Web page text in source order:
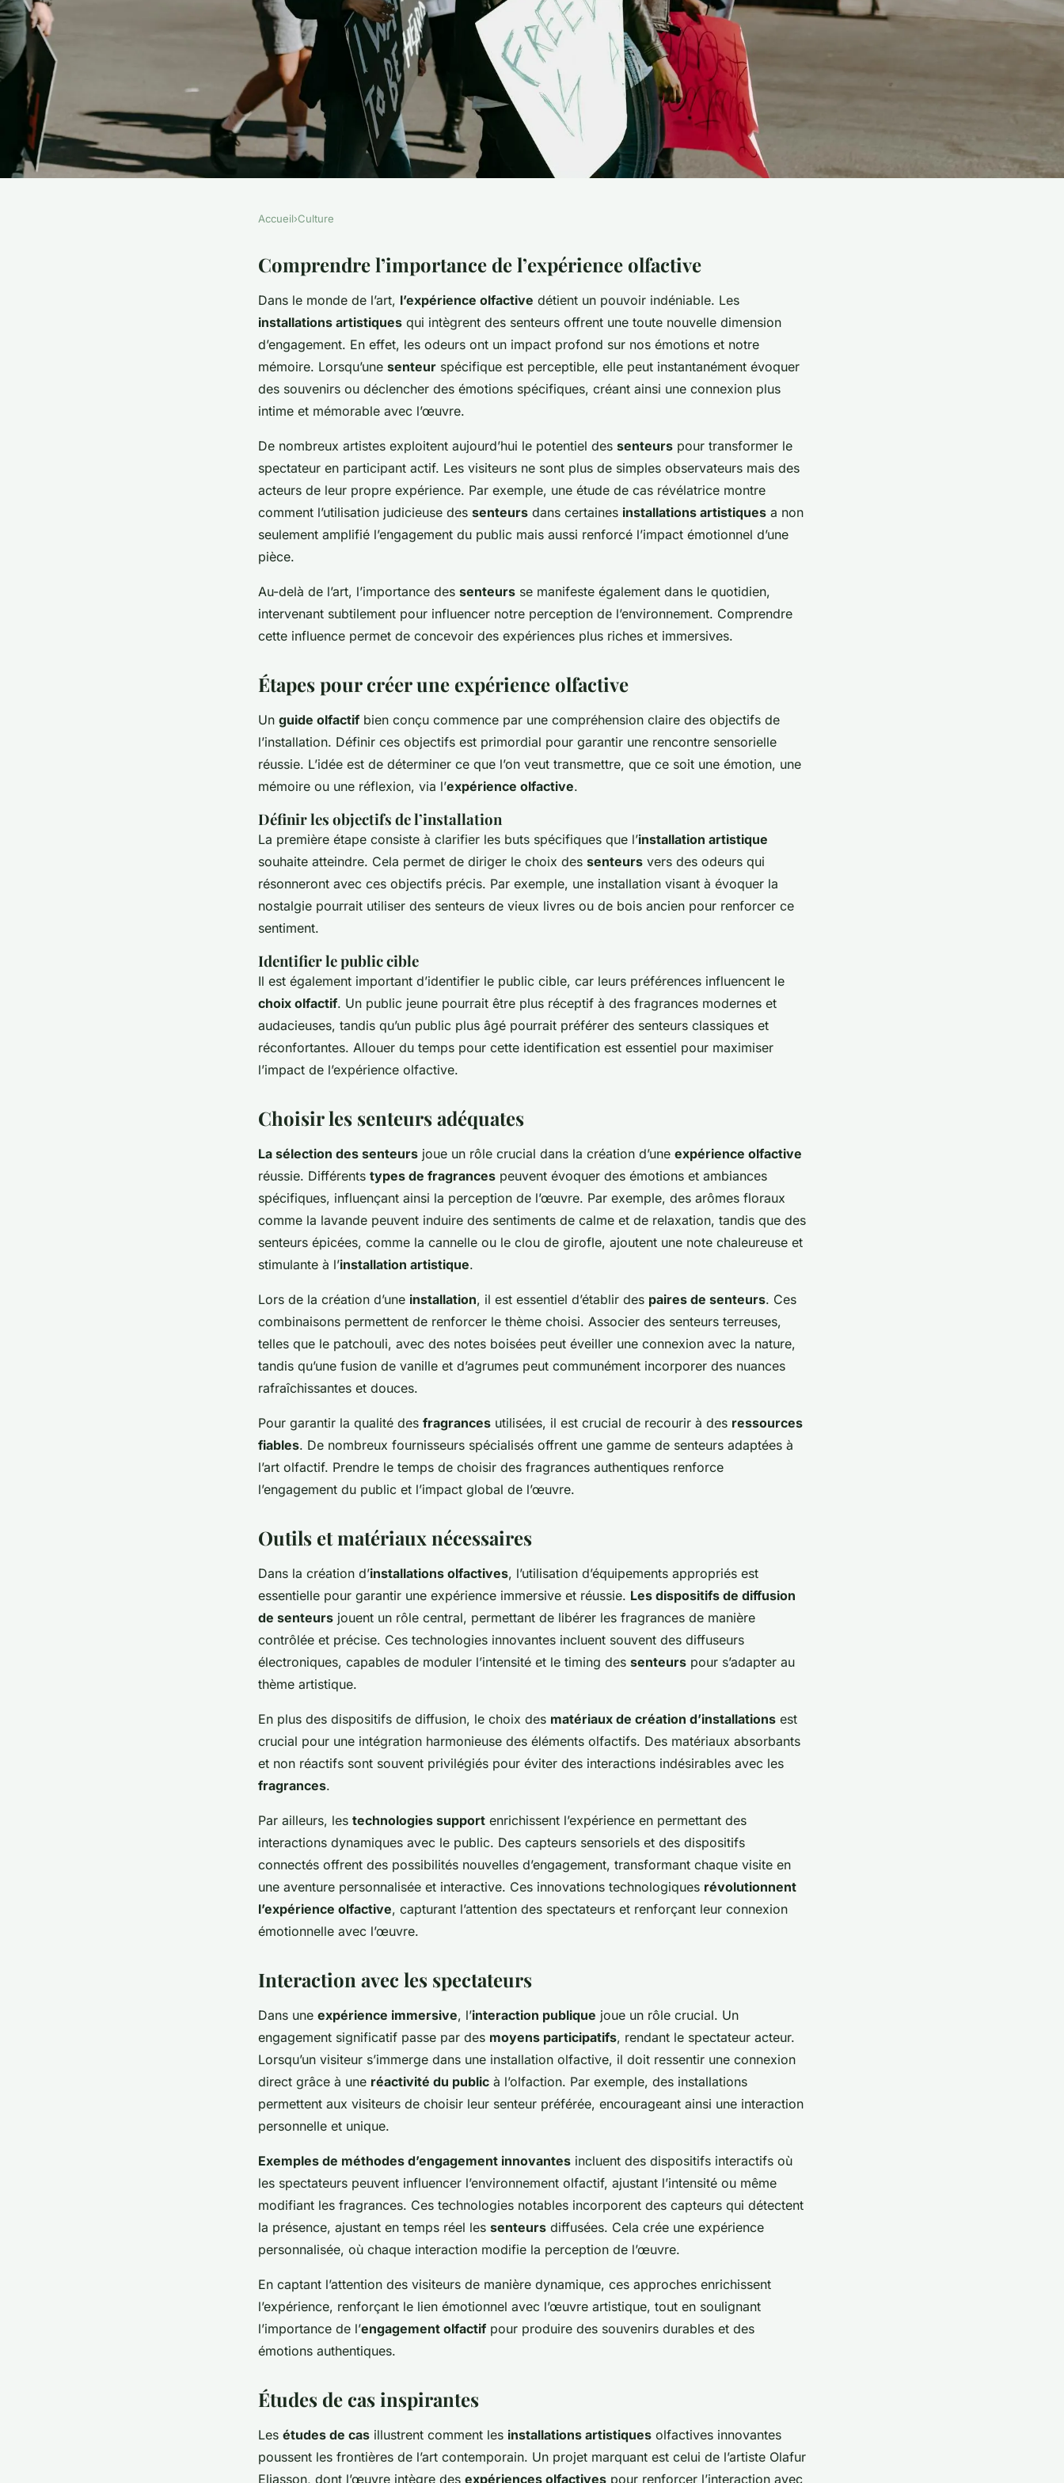
Créer une expérience olfactive : guide
essentiel pour concevoir votre
installation artistique
Accueil›Culture
Comprendre l’importance de l’expérience olfactive
Dans le monde de l’art, l’expérience olfactive détient un pouvoir indéniable. Les
installations artistiques qui intègrent des senteurs offrent une toute nouvelle dimension
d’engagement. En effet, les odeurs ont un impact profond sur nos émotions et notre
mémoire. Lorsqu’une senteur spécifique est perceptible, elle peut instantanément évoquer
des souvenirs ou déclencher des émotions spécifiques, créant ainsi une connexion plus
intime et mémorable avec l’œuvre.
De nombreux artistes exploitent aujourd’hui le potentiel des senteurs pour transformer le
spectateur en participant actif. Les visiteurs ne sont plus de simples observateurs mais des
acteurs de leur propre expérience. Par exemple, une étude de cas révélatrice montre
comment l’utilisation judicieuse des senteurs dans certaines installations artistiques a non
seulement amplifié l’engagement du public mais aussi renforcé l’impact émotionnel d’une
pièce.
Au-delà de l’art, l’importance des senteurs se manifeste également dans le quotidien,
intervenant subtilement pour influencer notre perception de l’environnement. Comprendre
cette influence permet de concevoir des expériences plus riches et immersives.
Étapes pour créer une expérience olfactive
Un guide olfactif bien conçu commence par une compréhension claire des objectifs de
l’installation. Définir ces objectifs est primordial pour garantir une rencontre sensorielle
réussie. L’idée est de déterminer ce que l’on veut transmettre, que ce soit une émotion, une
mémoire ou une réflexion, via l’expérience olfactive.
Définir les objectifs de l’installation
La première étape consiste à clarifier les buts spécifiques que l’installation artistique
souhaite atteindre. Cela permet de diriger le choix des senteurs vers des odeurs qui
résonneront avec ces objectifs précis. Par exemple, une installation visant à évoquer la
nostalgie pourrait utiliser des senteurs de vieux livres ou de bois ancien pour renforcer ce
sentiment.
Identifier le public cible
Il est également important d’identifier le public cible, car leurs préférences influencent le
choix olfactif. Un public jeune pourrait être plus réceptif à des fragrances modernes et
audacieuses, tandis qu’un public plus âgé pourrait préférer des senteurs classiques et
réconfortantes. Allouer du temps pour cette identification est essentiel pour maximiser
l’impact de l’expérience olfactive.
Choisir les senteurs adéquates
La sélection des senteurs joue un rôle crucial dans la création d’une expérience olfactive
réussie. Différents types de fragrances peuvent évoquer des émotions et ambiances
spécifiques, influençant ainsi la perception de l’œuvre. Par exemple, des arômes floraux
comme la lavande peuvent induire des sentiments de calme et de relaxation, tandis que des
senteurs épicées, comme la cannelle ou le clou de girofle, ajoutent une note chaleureuse et
stimulante à l’installation artistique.
Lors de la création d’une installation, il est essentiel d’établir des paires de senteurs. Ces
combinaisons permettent de renforcer le thème choisi. Associer des senteurs terreuses,
telles que le patchouli, avec des notes boisées peut éveiller une connexion avec la nature,
tandis qu’une fusion de vanille et d’agrumes peut communément incorporer des nuances
rafraîchissantes et douces.
Pour garantir la qualité des fragrances utilisées, il est crucial de recourir à des ressources
fiables. De nombreux fournisseurs spécialisés offrent une gamme de senteurs adaptées à
l’art olfactif. Prendre le temps de choisir des fragrances authentiques renforce
l’engagement du public et l’impact global de l’œuvre.
Outils et matériaux nécessaires
Dans la création d’installations olfactives, l’utilisation d’équipements appropriés est
essentielle pour garantir une expérience immersive et réussie. Les dispositifs de diffusion
de senteurs jouent un rôle central, permettant de libérer les fragrances de manière
contrôlée et précise. Ces technologies innovantes incluent souvent des diffuseurs
électroniques, capables de moduler l’intensité et le timing des senteurs pour s’adapter au
thème artistique.
En plus des dispositifs de diffusion, le choix des matériaux de création d’installations est
crucial pour une intégration harmonieuse des éléments olfactifs. Des matériaux absorbants
et non réactifs sont souvent privilégiés pour éviter des interactions indésirables avec les
fragrances.
Par ailleurs, les technologies support enrichissent l’expérience en permettant des
interactions dynamiques avec le public. Des capteurs sensoriels et des dispositifs
connectés offrent des possibilités nouvelles d’engagement, transformant chaque visite en
une aventure personnalisée et interactive. Ces innovations technologiques révolutionnent
l’expérience olfactive, capturant l’attention des spectateurs et renforçant leur connexion
émotionnelle avec l’œuvre.
Interaction avec les spectateurs
Dans une expérience immersive, l’interaction publique joue un rôle crucial. Un
engagement significatif passe par des moyens participatifs, rendant le spectateur acteur.
Lorsqu’un visiteur s’immerge dans une installation olfactive, il doit ressentir une connexion
direct grâce à une réactivité du public à l’olfaction. Par exemple, des installations
permettent aux visiteurs de choisir leur senteur préférée, encourageant ainsi une interaction
personnelle et unique.
Exemples de méthodes d’engagement innovantes incluent des dispositifs interactifs où
les spectateurs peuvent influencer l’environnement olfactif, ajustant l’intensité ou même
modifiant les fragrances. Ces technologies notables incorporent des capteurs qui détectent
la présence, ajustant en temps réel les senteurs diffusées. Cela crée une expérience
personnalisée, où chaque interaction modifie la perception de l’œuvre.
En captant l’attention des visiteurs de manière dynamique, ces approches enrichissent
l’expérience, renforçant le lien émotionnel avec l’œuvre artistique, tout en soulignant
l’importance de l’engagement olfactif pour produire des souvenirs durables et des
émotions authentiques.
Études de cas inspirantes
Les études de cas illustrent comment les installations artistiques olfactives innovantes
poussent les frontières de l’art contemporain. Un projet marquant est celui de l’artiste Olafur
Eliasson, dont l’œuvre intègre des expériences olfactives pour renforcer l’interaction avec